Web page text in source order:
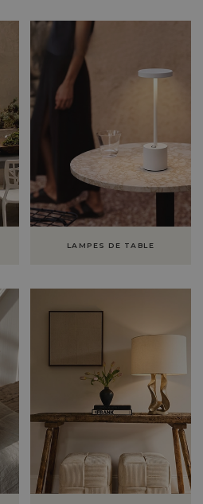
LAMPES DE TABLE